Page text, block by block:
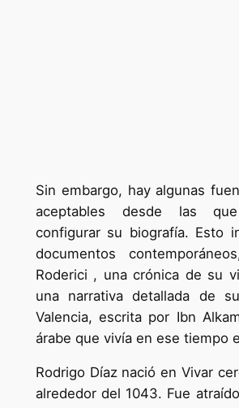
Sin embargo, hay algunas
aceptables desde las
configurar su biografía. Esto
documentos
Roderici , una crónica de su
una narrativa detallada de
Valencia, escrita por Ibn
árabe que vivía en ese tiempo
Rodrigo Díaz nació en Vivar
alrededor del 1043. Fue